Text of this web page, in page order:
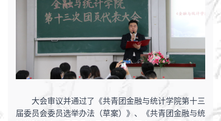
大会审议并通过了《共青团金融与统计学院第十三
届委员会委员选举办法（草案）》、《共青团金融与统